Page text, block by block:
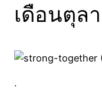
เดือนตุล
.